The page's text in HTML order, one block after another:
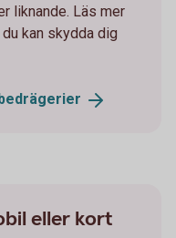
liknande. Läs mer
kan skydda dig
eller kort